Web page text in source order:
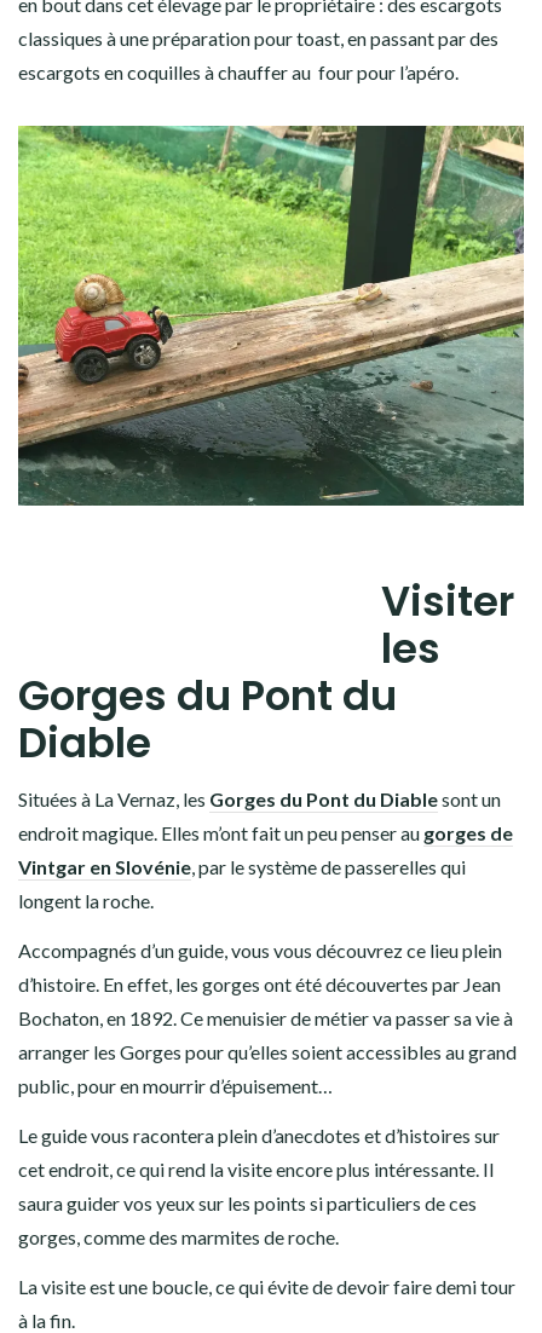
classiques à une préparation pour toast, en passant par des
escargots en coquilles à chauffer au four pour l’apéro.
Visiter
les
Gorges du Pont du
Diable
Situées à La Vernaz, les Gorges du Pont du Diablesont un
endroit magique. Elles m’ont fait un peu penser au gorges de
Vintgar en Slovénie , par le système de passerelles qui
longent la roche.
Accompagnés d’un guide, vous vous découvrez ce lieu plein
d’histoire. En effet, les gorges ont été découvertes par Jean
Bochaton, en 1892. Ce menuisier de métier va passer sa vie à
arranger les Gorges pour qu’elles soient accessibles au grand
public, pour en mourrir d’épuisement…
Le guide vous racontera plein d’anecdotes et d’histoires sur
cet endroit, ce qui rend la visite encore plus intéressante. Il
saura guider vos yeux sur les points si particuliers de ces
gorges, comme des marmites de roche.
La visite est une boucle, ce qui évite de devoir faire demi tour
à la fin.